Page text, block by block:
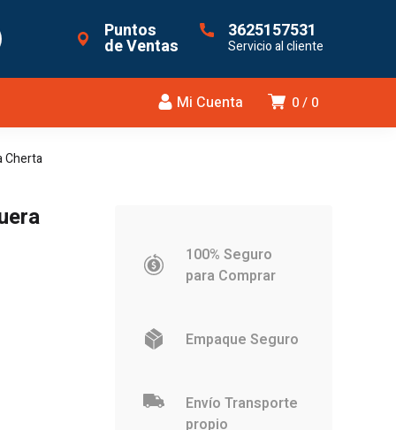
Puntos
de Ventas
3625157531
Servicio al cliente
0 0
Mi Cuenta
Cherta
100% Seguro
para Comprar
Empaque Seguro
Envío Transporte
propio